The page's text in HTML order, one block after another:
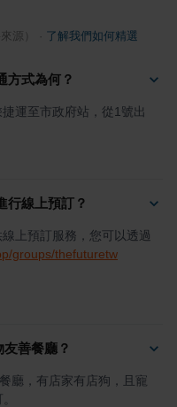
源） 了解我們如何精選
方式為何？
運至市政府站，從1號出
行線上預訂？
上預訂服務，您可以透過
groups/thefuturetw
善餐廳？
廳，有店家有店狗，且寵